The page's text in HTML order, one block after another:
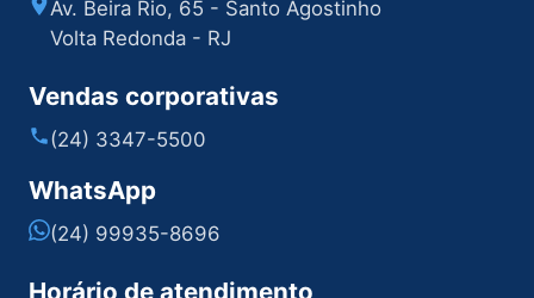
Av. Beira Rio, 65 - Santo Agostinho
Volta Redonda - RJ
Vendas corporativas
(24) 3347-5500
WhatsApp
(24) 99935-8696
Horário de atendimento